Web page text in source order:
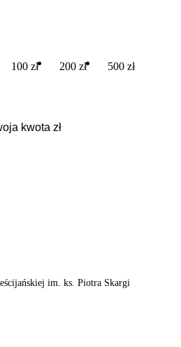
100 zł 200 zł 500 zł
im. ks. Piotra Skargi